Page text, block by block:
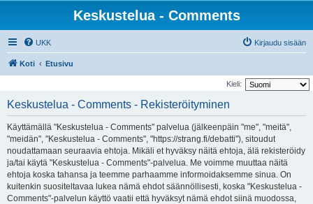
Keskustelua - Comments
UKK Kirjaudu sisään
Koti Etusivu
Kieli:
Keskustelua - Comments - Rekisteröityminen
Käyttämällä "Keskustelua - Comments" palvelua (jälkeenpäin "me", "meitä",
"meidän", "Keskustelua - Comments", "https://strang.fi/debatti"), sitoudut
noudattamaan seuraavia ehtoja. Mikäli et hyväksy näitä ehtoja, älä rekisteröidy
ja/tai käytä "Keskustelua - Comments"-palvelua. Me voimme muuttaa näitä
ehtoja koska tahansa ja teemme parhaamme informoidaksemme sinua. On
kuitenkin suositeltavaa lukea nämä ehdot säännöllisesti, koska "Keskustelua -
Comments"-palvelun käyttö vaatii että hyväksyt nämä ehdot siinä muodossa,